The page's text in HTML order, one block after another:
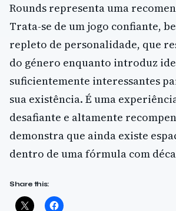
Rounds representa uma
Trata-se de um jogo confiante,
repleto de personalidade, que
do género enquanto introduz
suficientemente interessantes
sua existência. É uma
desafiante e altamente
demonstra que ainda existe
dentro de uma fórmula com
Share this: